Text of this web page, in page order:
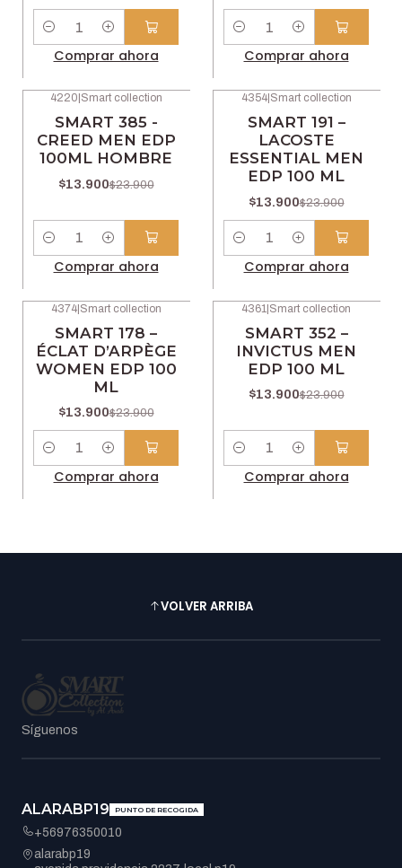
Comprar ahora Comprar ahora
4220 Smart collection
SMART 385 -
CREED MEN EDP
100ML HOMBRE
$13.900$23.900
Cantidad
Comprar ahora
4354| Smart collection
SMART 191 –
LACOSTE
ESSENTIAL MEN
EDP 100 ML
$13.900$23.900
Cantidad
Comprar ahora
4374|Smart collection
SMART 178 –
ÉCLAT D’ARPÈGE
WOMEN EDP 100
ML
$13.900$23.900
Cantidad
Comprar ahora
4361 |Smart collection
SMART 352 –
INVICTUS MEN
EDP 100 ML
$13.900$23.900
Cantidad
Comprar ahora
VOLVER ARRIBA
Síguenos
ALARABP19 PUNTO DE RECOGIDA
+56976350010
alarabp19